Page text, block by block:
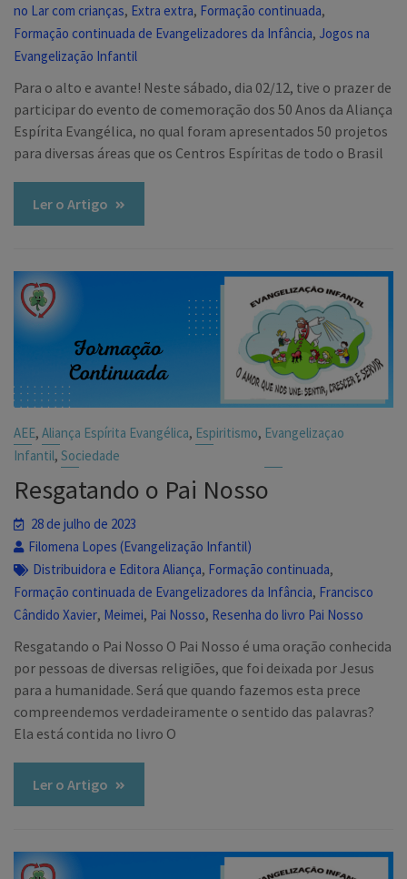
no Lar com crianças, Extra extra, Formação continuada,
Formação continuada de Evangelizadores da Infância, Jogos na
Evangelização Infantil
Para o alto e avante! Neste sábado, dia 02/12, tive o prazer de
participar do evento de comemoração dos 50 Anos da Aliança
Espírita Evangélica, no qual foram apresentados 50 projetos
para diversas áreas que os Centros Espíritas de todo o Brasil
Ler o Artigo
AEE,Aliança Espírita Evangélica, Espiritismo, Evangelizaçao
Infantil,Sociedade
Resgatando o Pai Nosso
28 de julho de 2023
Filomena Lopes (Evangelização Infantil)
Distribuidora e Editora Aliança, Formação continuada,
Formação continuada de Evangelizadores da Infância, Francisco
Cândido Xavier, Meimei, Pai Nosso, Resenha do livro Pai Nosso
Resgatando o Pai Nosso O Pai Nosso é uma oração conhecida
por pessoas de diversas religiões, que foi deixada por Jesus
para a humanidade. Será que quando fazemos esta prece
compreendemos verdadeiramente o sentido das palavras?
Ela está contida no livro O
Ler o Artigo